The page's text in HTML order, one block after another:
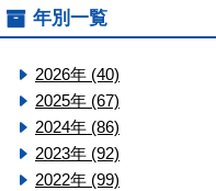
年別一覧
2026年 (40)
2025年 (67)
2024年 (86)
2023年 (92)
2022年 (99)